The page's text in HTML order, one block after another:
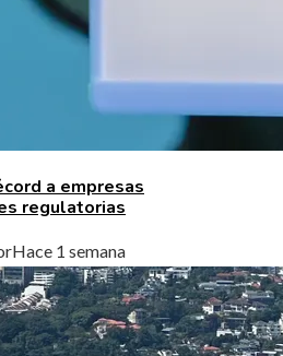
a empresas
regulatorias
Hace 1 semana